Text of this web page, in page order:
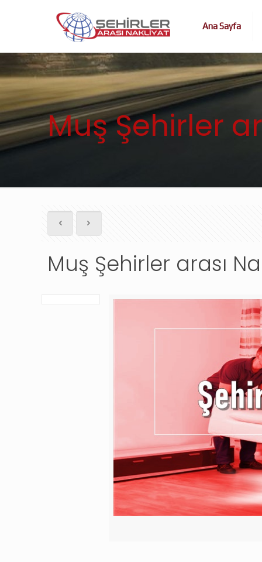
Ana Sayfa
Muş Şehirler
Muş Şehirler arası